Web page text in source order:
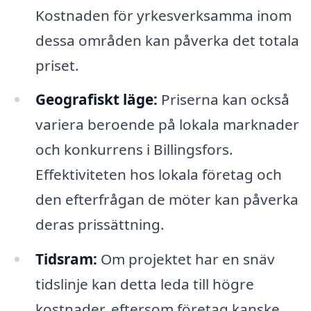
Kostnaden för yrkesverksamma inom
dessa områden kan påverka det totala
priset.
Geografiskt läge: Priserna kan också
variera beroende på lokala marknader
och konkurrens i Billingsfors.
Effektiviteten hos lokala företag och
den efterfrågan de möter kan påverka
deras prissättning.
Tidsram: Om projektet har en snäv
tidslinje kan detta leda till högre